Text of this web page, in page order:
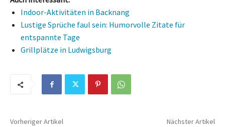
Indoor-Aktivitäten in Backnang
Lustige Sprüche faul sein: Humorvolle Zitate für
entspannte Tage
Grillplätze in Ludwigsburg
Vorheriger Artikel Nächster Artikel